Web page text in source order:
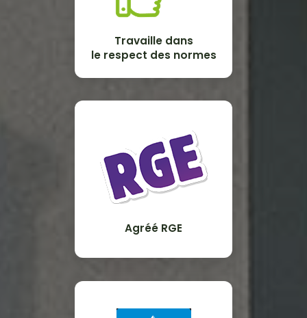
Travaille dans
le respect des normes
Agréé RGE